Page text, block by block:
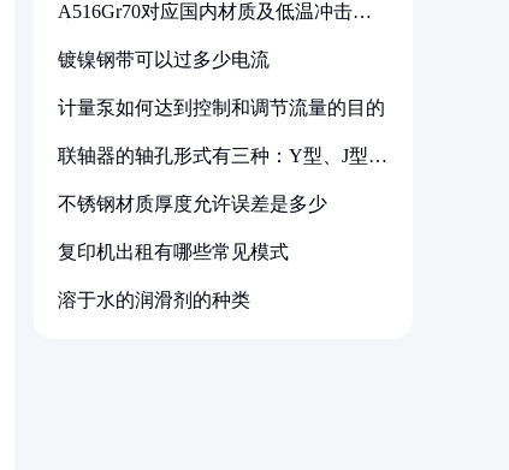
A516Gr70对应国内材质及低温冲击要
镀镍钢带可以过多少电流
计量泵如何达到控制和调节流量的目的
联轴器的轴孔形式有三种：Y型、J型、
不锈钢材质厚度允许误差是多少
复印机出租有哪些常见模式
溶于水的润滑剂的种类